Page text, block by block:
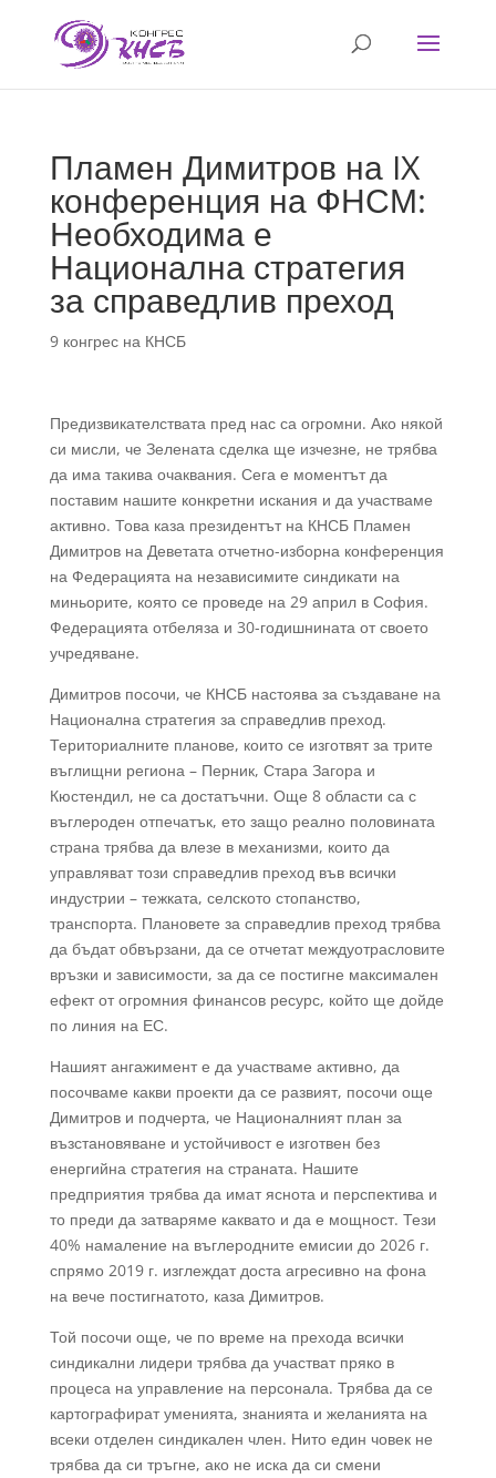
Пламен Димитров на IX
конференция на ФНСМ:
Необходима е
Национална стратегия
за справедлив преход
9 конгрес на КНСБ
Предизвикателствата пред нас са огромни. Ако някой
си мисли, че Зелената сделка ще изчезне, не трябва
да има такива очаквания. Сега е моментът да
поставим нашите конкретни искания и да участваме
активно. Това каза президентът на КНСБ Пламен
Димитров на Деветата отчетно-изборна конференция
на Федерацията на независимите синдикати на
миньорите, която се проведе на 29 април в София.
Федерацията отбеляза и 30-годишнината от своето
учредяване.
Димитров посочи, че КНСБ настоява за създаване на
Национална стратегия за справедлив преход.
Териториалните планове, които се изготвят за трите
въглищни региона – Перник, Стара Загора и
Кюстендил, не са достатъчни. Още 8 области са с
въглероден отпечатък, ето защо реално половината
страна трябва да влезе в механизми, които да
управляват този справедлив преход във всички
индустрии – тежката, селското стопанство,
транспорта. Плановете за справедлив преход трябва
да бъдат обвързани, да се отчетат междуотрасловите
връзки и зависимости, за да се постигне максимален
ефект от огромния финансов ресурс, който ще дойде
по линия на ЕС.
Нашият ангажимент е да участваме активно, да
посочваме какви проекти да се развият, посочи още
Димитров и подчерта, че Националният план за
възстановяване и устойчивост е изготвен без
енергийна стратегия на страната. Нашите
предприятия трябва да имат яснота и перспектива и
то преди да затваряме каквато и да е мощност. Тези
40% намаление на въглеродните емисии до 2026 г.
спрямо 2019 г. изглеждат доста агресивно на фона
на вече постигнатото, каза Димитров.
Той посочи още, че по време на прехода всички
синдикални лидери трябва да участват пряко в
процеса на управление на персонала. Трябва да се
картографират уменията, знанията и желанията на
всеки отделен синдикален член. Нито един човек не
трябва да си тръгне, ако не иска да си смени